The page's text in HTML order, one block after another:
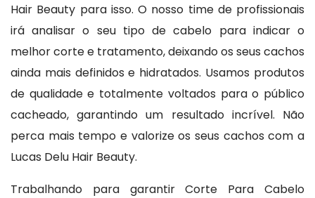
Hair Beauty para isso. O nosso time de profissionais
irá analisar o seu tipo de cabelo para indicar o
melhor corte e tratamento, deixando os seus cachos
ainda mais definidos e hidratados. Usamos produtos
de qualidade e totalmente voltados para o público
cacheado, garantindo um resultado incrível. Não
perca mais tempo e valorize os seus cachos com a
Lucas Delu Hair Beauty.
Trabalhando para garantir Corte Para Cabelo